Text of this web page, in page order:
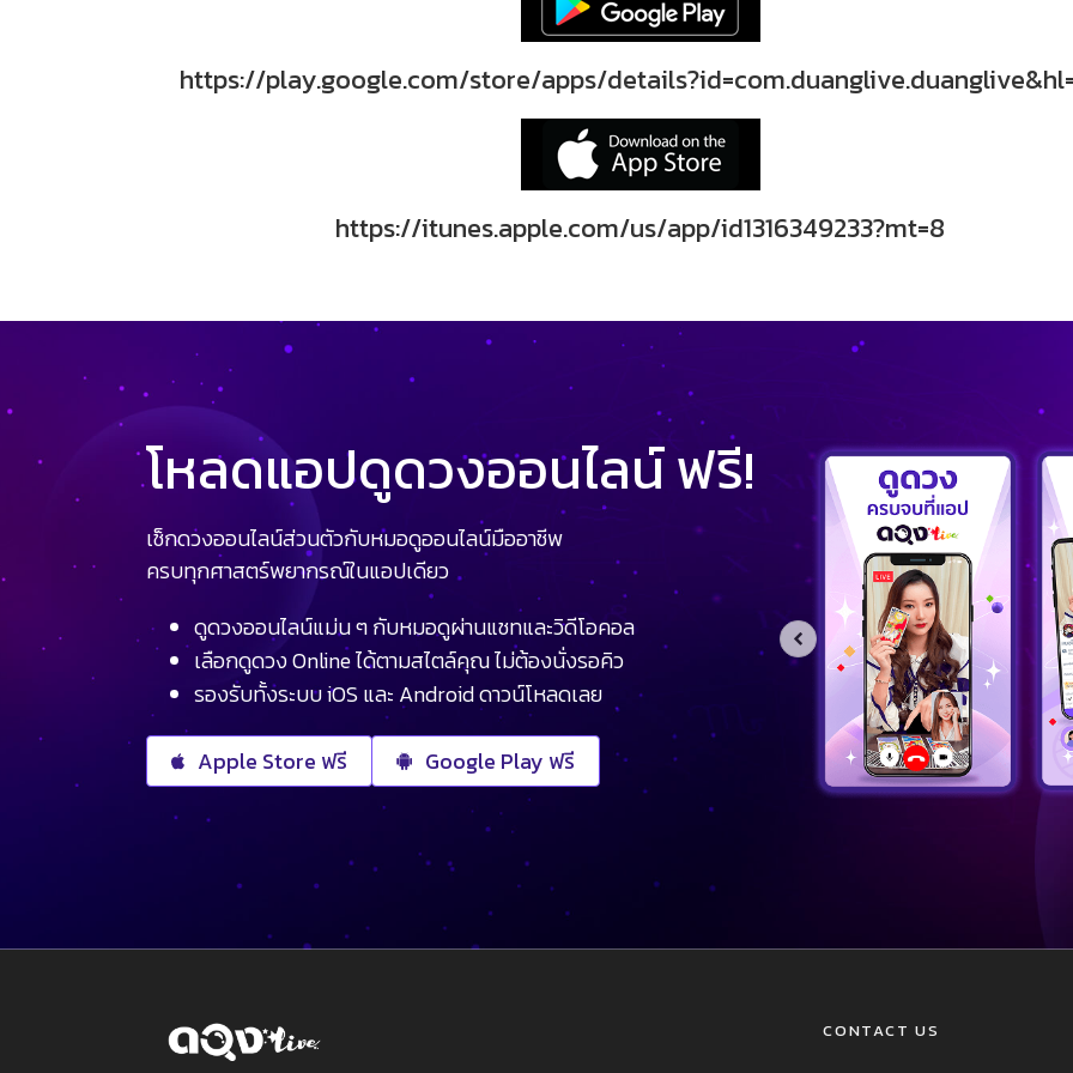
https://play.google.com/store/apps/
https://itunes.apple.com/us/app/id1316349233?mt=8
โหลดแอปดูดวงออนไลน์ ฟรี!
เช็กดวงออนไลน์ส่วนตัวกับหมอดูออนไลน์มืออาชีพ
ครบทุกศาสตร์พยากรณ์ในแอปเดียว
ดูดวงออนไลน์แม่น ๆ กับหมอดูผ่านแชทและวิดีโอคอล
เลือกดูดวง Online ได้ตามสไตล์คุณ ไม่ต้องนั่งรอคิว
รองรับทั้งระบบ iOS และ Android ดาวน์โหลดเลย
Apple Store ฟรี Google Play ฟรี
CONTACT US